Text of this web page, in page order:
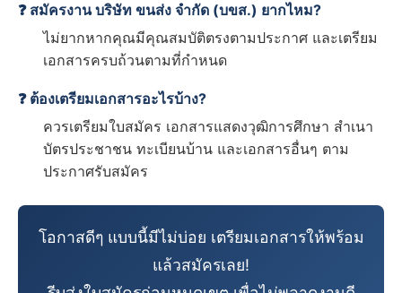
❓ สมัครงาน บริษัท ขนส่ง จำกัด (บขส.) ยากไหม?
ไม่ยากหากคุณมีคุณสมบัติตรงตามประกาศ และเตรียม
เอกสารครบถ้วนตามที่กำหนด
❓ ต้องเตรียมเอกสารอะไรบ้าง?
ควรเตรียมใบสมัคร เอกสารแสดงวุฒิการศึกษา สำเนา
บัตรประชาชน ทะเบียนบ้าน และเอกสารอื่นๆ ตาม
ประกาศรับสมัคร
โอกาสดีๆ แบบนี้มีไม่บ่อย เตรียมเอกสารให้พร้อม
แล้วสมัครเลย!